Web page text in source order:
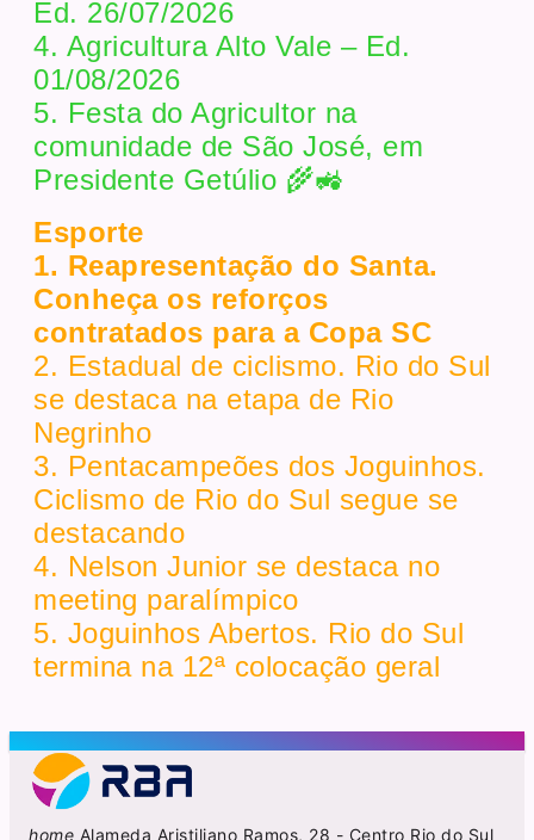
Ed. 26/07/2026
4. Agricultura Alto Vale – Ed.
01/08/2026
5. Festa do Agricultor na
comunidade de São José, em
Presidente Getúlio 🌾🚜
Esporte
1. Reapresentação do Santa.
Conheça os reforços
contratados para a Copa SC
2. Estadual de ciclismo. Rio do Sul
se destaca na etapa de Rio
Negrinho
3. Pentacampeões dos Joguinhos.
Ciclismo de Rio do Sul segue se
destacando
4. Nelson Junior se destaca no
meeting paralímpico
5. Joguinhos Abertos. Rio do Sul
termina na 12ª colocação geral
home Alameda Aristiliano Ramos, 28 - Centro Rio do Sul